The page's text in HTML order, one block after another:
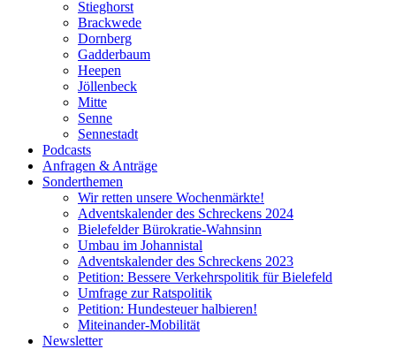
Stieghorst
Brackwede
Dornberg
Gadderbaum
Heepen
Jöllenbeck
Mitte
Senne
Sennestadt
Podcasts
Anfragen & Anträge
Sonderthemen
Wir retten unsere Wochenmärkte!
Adventskalender des Schreckens 2024
Bielefelder Bürokratie-Wahnsinn
Umbau im Johannistal
Adventskalender des Schreckens 2023
Petition: Bessere Verkehrspolitik für Bielefeld​​
Umfrage zur Ratspolitik
Petition: Hundesteuer halbieren!
Miteinander-Mobilität
Newsletter